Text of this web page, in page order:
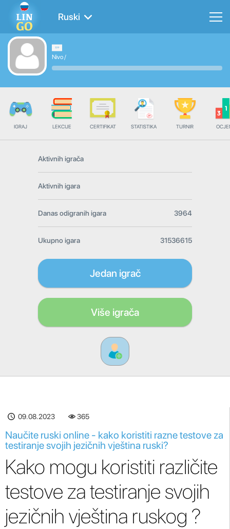
Ruski
Nivo/
IGRAJ LEKCIJE CERTIFIKAT STATISTIKA TURNIR
Aktivnih igrača
Aktivnih igara
Danas odigranih igara 3964
Ukupno igara 31536615
Jedan igrač
Više igrača
09.08.2023 365
Naučite ruski online - kako koristiti razne testove za
testiranje svojih jezičnih vještina ruski?
Kako mogu koristiti različite
testove za testiranje svojih
jezičnih vještina ruskog ?